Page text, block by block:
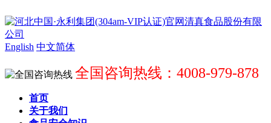
English 中文简体
全国咨询热线：4008-979-878
首页
关于我们